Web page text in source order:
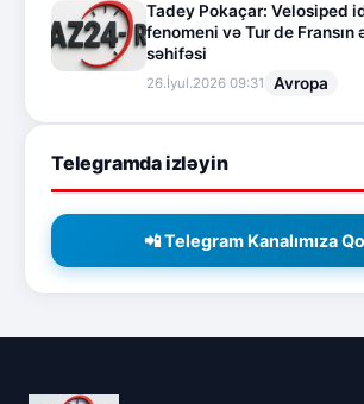
Tadey Pokaçar: Velosiped
fenomeni və Tur de Fransın
səhifəsi
26.İyul.2026 09:31 Avropa
Telegramda izləyin
📲 Telegram Kanalımıza